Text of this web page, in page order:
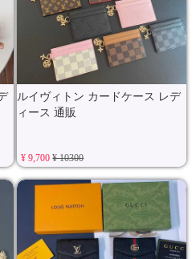
ルイヴィトン カードケース レデ
ィース 通販
¥ 9,700¥ 10300